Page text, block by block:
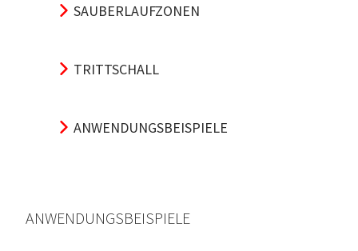
SAUBERLAUFZONEN
TRITTSCHALL
ANWENDUNGSBEISPIELE
ANWENDUNGSBEISPIELE